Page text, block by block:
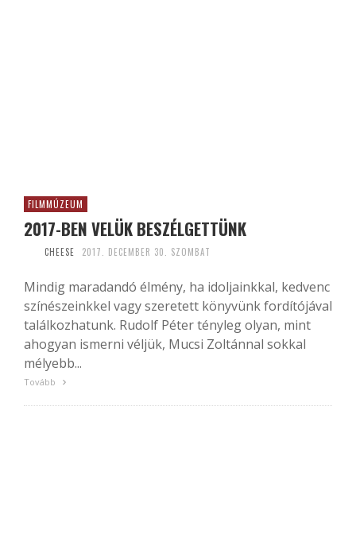
FILMMÚZEUM
2017-BEN VELÜK BESZÉLGETTÜNK
CHEESE 2017. DECEMBER 30. SZOMBAT
Mindig maradandó élmény, ha idoljainkkal, kedvenc
színészeinkkel vagy szeretett könyvünk fordítójával
találkozhatunk. Rudolf Péter tényleg olyan, mint
ahogyan ismerni véljük, Mucsi Zoltánnal sokkal
mélyebb...
Tovább